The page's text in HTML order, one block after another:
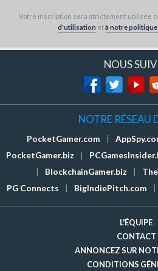
Votre inscription sera strictement utilisée
d'utilisation età notre
NOUS
NOTRE RÉSEAU
PocketGamer.com
PocketGamer.biz
BlockchainGamer.biz
PG Connects
BigIndiePitch.com
L'ÉQUIPE
CONTACT
ANNONCEZ SUR
CONDITIONS